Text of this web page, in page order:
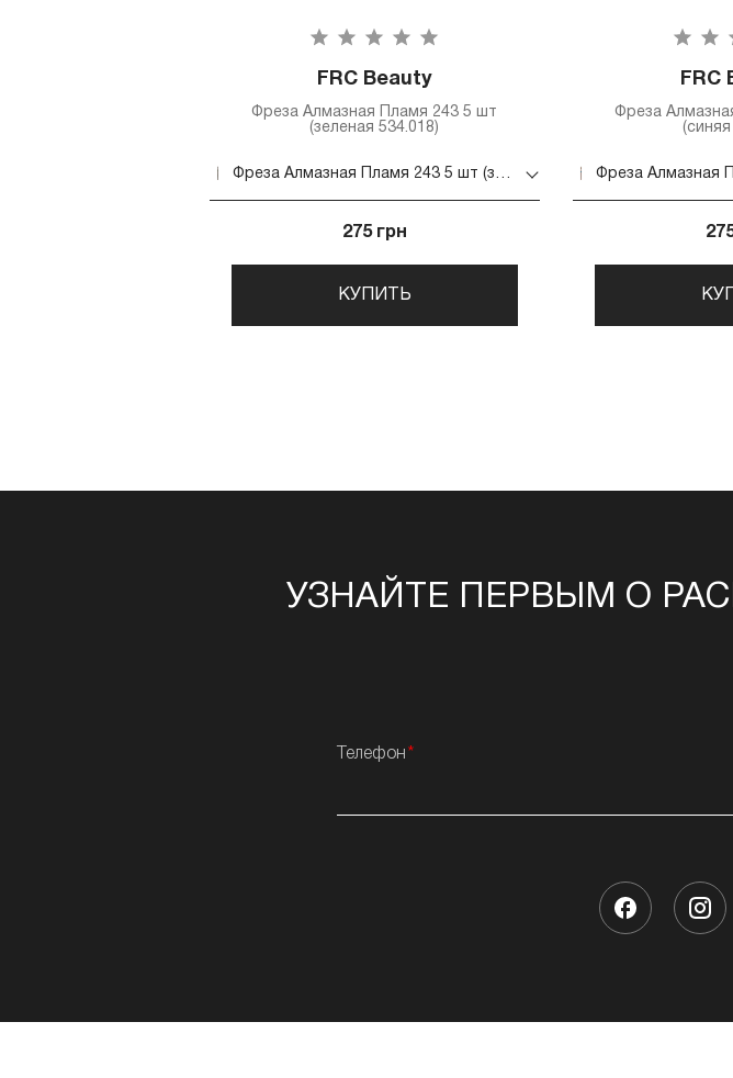
FRC Beauty
Фреза Алмазная Пламя 243 5 шт
(зеленая 534.018)
Фреза Алмазная Пламя 243 5 шт (зеленая 534.018)
275 грн
КУПИТЬ
FRC
Фреза
УЗНАЙТЕ ПЕРВЫМ О
Телефон